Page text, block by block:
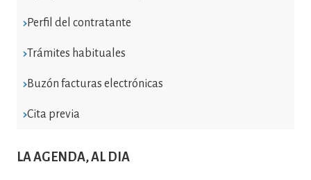
Perfil del contratante
Trámites habituales
Buzón facturas electrónicas
Cita previa
LA AGENDA, AL DIA